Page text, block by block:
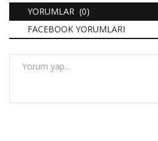
YORUMLAR (0)
FACEBOOK YORUMLARI